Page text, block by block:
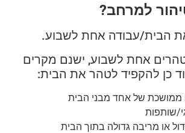
למרחב?
הבית/עבודה אחת לשבוע.
אחת לשבוע, ישנם מקרים
כן להקפיד לטהר את הבית:
של אחד מבני הבית
שותפות
או מריבה גדולה בתוך הבית